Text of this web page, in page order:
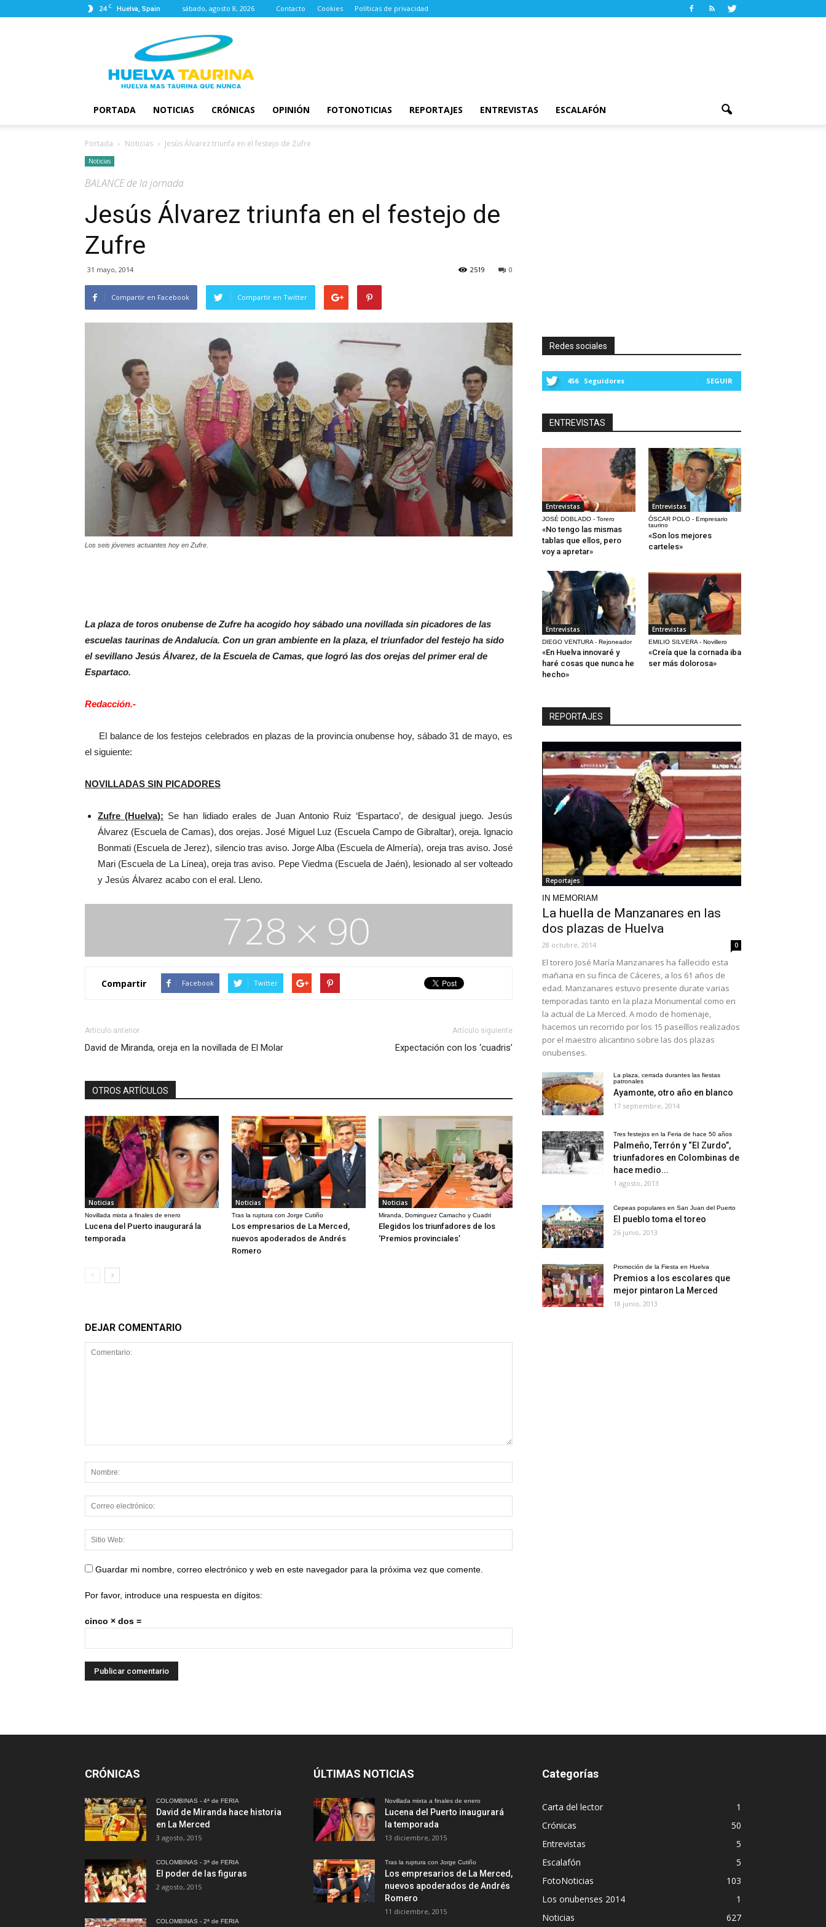
24 C Huelva, Spain sábado, agosto 8, 2026 Contacto Cookies Políticas de privacidad
Taurina
PORTADA NOTICIAS CRÓNICAS OPINIÓN FOTONOTICIAS REPORTAJES ENTREVISTAS ESCALAFÓN
Portada Noticias Jesús Álvarez triunfa en el festejo de Zufre
Noticias
BALANCE de la jornada
Jesús Álvarez triunfa en el festejo de
Zufre
31 mayo, 2014 0
2519
Compartir en Facebook Compartir en Twitter
Los seis jóvenes actuantes hoy en Zufre.
La plaza de toros onubense de Zufre ha acogido hoy sábado una novillada sin picadores de las
escuelas taurinas de Andalucía. Con un gran ambiente en la plaza, el triunfador del festejo ha sido
el sevillano Jesús Álvarez, de la Escuela de Camas, que logró las dos orejas del primer eral de
Espartaco.
Redacción.-
El balance de los festejos celebrados en plazas de la provincia onubense hoy, sábado 31 de mayo, es
el siguiente:
NOVILLADAS SIN PICADORES
Zufre (Huelva): Se han lidiado erales de Juan Antonio Ruiz ‘Espartaco’, de desigual juego. Jesús
Álvarez (Escuela de Camas), dos orejas. José Miguel Luz (Escuela Campo de Gibraltar), oreja. Ignacio
Bonmati (Escuela de Jerez), silencio tras aviso. Jorge Alba (Escuela de Almería), oreja tras aviso. José
Mari (Escuela de La Línea), oreja tras aviso. Pepe Viedma (Escuela de Jaén), lesionado al ser volteado
y Jesús Álvarez acabo con el eral. Lleno.
Compartir Facebook Twitter
Artículo anterior
David de Miranda, oreja en la novillada de El Molar
Artículo siguiente
Expectación con los ‘cuadris’
OTROS ARTÍCULOS
Noticias
Novillada mixta a finales de enero
Lucena del Puerto inaugurará la
temporada
Noticias
Tras la ruptura con Jorge Cutiño
Los empresarios de La Merced,
nuevos apoderados de Andrés
Romero
Noticias
Miranda, Dominguez Camacho y Cuadri
Elegidos los triunfadores de los
‘Premios provinciales’
DEJAR COMENTARIO
Guardar mi nombre, correo electrónico y web en este navegador para la próxima vez que comente.
Por favor, introduce una respuesta en dígitos:
cinco × dos =
Redes sociales
456 Seguidores SEGUIR
ENTREVISTAS
Entrevistas
JOSÉ DOBLADO - Torero
«No tengo las mismas
tablas que ellos, pero
voy a apretar»
Entrevistas
ÓSCAR POLO - Empresario
taurino
«Son los mejores
carteles»
Entrevistas
DIEGO VENTURA - Rejoneador
«En Huelva innovaré y
haré cosas que nunca he
hecho»
Entrevistas
EMILIO SILVERA - Novillero
«Creía que la cornada iba
ser más dolorosa»
REPORTAJES
Reportajes
IN MEMORIAM
La huella de Manzanares en las
dos plazas de Huelva
28 octubre, 2014 0
El torero José María Manzanares ha fallecido esta
mañana en su finca de Cáceres, a los 61 años de
edad. Manzanares estuvo presente durate varias
temporadas tanto en la plaza Monumental como en
la actual de La Merced. A modo de homenaje,
hacemos un recorrido por los 15 paseíllos realizados
por el maestro alicantino sobre las dos plazas
onubenses.
La plaza, cerrada durantes las fiestas
patronales
Ayamonte, otro año en blanco
17 septiembre, 2014
Tres festejos en la Feria de hace 50 años
Palmeño, Terrón y “El Zurdo”,
triunfadores en Colombinas de
hace medio...
1 agosto, 2013
Cepeas populares en San Juan del Puerto
El pueblo toma el toreo
26 junio, 2013
Promoción de la Fiesta en Huelva
Premios a los escolares que
mejor pintaron La Merced
18 junio, 2013
CRÓNICAS
COLOMBINAS - 4ª de FERIA
David de Miranda hace historia
en La Merced
3 agosto, 2015
COLOMBINAS - 3ª de FERIA
El poder de las figuras
2 agosto, 2015
COLOMBINAS - 2ª de FERIA
ÚLTIMAS NOTICIAS
Novillada mixta a finales de enero
Lucena del Puerto inaugurará
la temporada
13 diciembre, 2015
Tras la ruptura con Jorge Cutiño
Los empresarios de La Merced,
nuevos apoderados de Andrés
Romero
11 diciembre, 2015
Categorías
Carta del lector
1
Crónicas
50
Entrevistas
5
Escalafón
5
FotoNoticias
103
Los onubenses 2014
1
Noticias
627